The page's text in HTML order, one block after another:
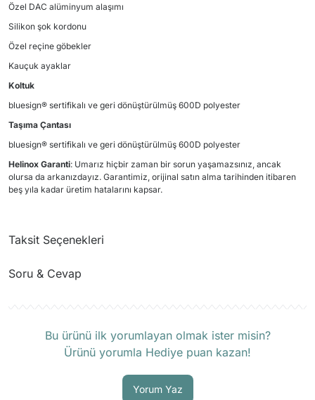
Özel DAC alüminyum alaşımı
Silikon şok kordonu
Özel reçine göbekler
Kauçuk ayaklar
Koltuk
bluesign® sertifikalı ve geri dönüştürülmüş 600D polyester
Taşıma Çantası
bluesign® sertifikalı ve geri dönüştürülmüş 600D polyester
Helinox Garanti: Umarız hiçbir zaman bir sorun yaşamazsınız, ancak
olursa da arkanızdayız. Garantimiz, orijinal satın alma tarihinden itibaren
beş yıla kadar üretim hatalarını kapsar.
Taksit Seçenekleri
Soru & Cevap
Bu ürünü ilk yorumlayan olmak ister misin?
Ürünü yorumla Hediye puan kazan!
Yorum Yaz